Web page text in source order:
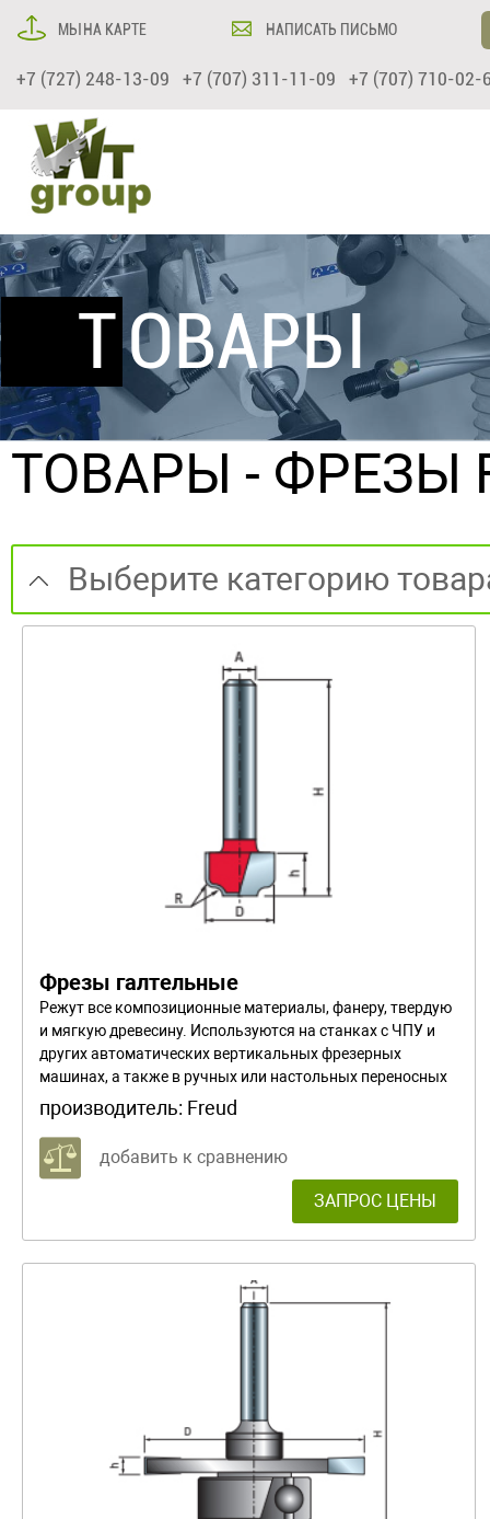
МЫ НА КАРТЕ НАПИСАТЬ ПИСЬМО
+7 (727) 248-13-09 +7 (707) 311-11-09 +7 (707) 710-02-
ТОВАРЫ
ТОВАРЫ - ФРЕЗЫ
Выберите категорию
Фрезы галтельные
Режут все композиционные материалы, фанеру, твердую
и мягкую древесину. Используются на станках с ЧПУ и
других автоматических вертикальных фрезерных
машинах, а также в ручных или настольных переносных
вертикальных фрезерных машинах. При снятии
большого объема материала работайте в несколько
проходов.
производитель: Freud
добавить к сравнению
ЗАПРОС ЦЕНЫ